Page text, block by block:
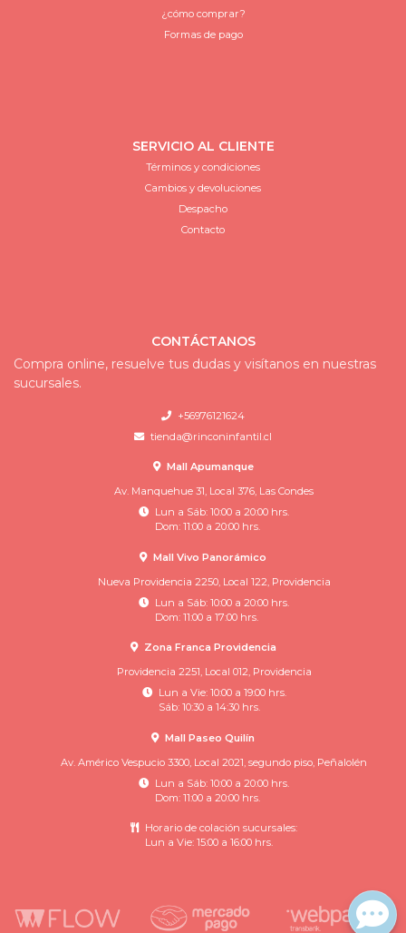
¿cómo comprar?
Formas de pago
SERVICIO AL CLIENTE
Términos y condiciones
Cambios y devoluciones
Despacho
Contacto
CONTÁCTANOS
Compra online, resuelve tus dudas y visítanos en nuestras
sucursales.
+56976121624
tienda@rinconinfantil.cl
Mall Apumanque
Av. Manquehue 31, Local 376, Las Condes
Lun a Sáb: 10:00 a 20:00 hrs.
Dom: 11:00 a 20:00 hrs.
Mall Vivo Panorámico
Nueva Providencia 2250, Local 122, Providencia
Lun a Sáb: 10:00 a 20:00 hrs.
Dom: 11:00 a 17:00 hrs.
Zona Franca Providencia
Providencia 2251, Local 012, Providencia
Lun a Vie: 10:00 a 19:00 hrs.
Sáb: 10:30 a 14:30 hrs.
Mall Paseo Quilín
Av. Américo Vespucio 3300, Local 2021, segundo piso, Peñalolén
Lun a Sáb: 10:00 a 20:00 hrs.
Dom: 11:00 a 20:00 hrs.
Horario de colación sucursales:
Lun a Vie: 15:00 a 16:00 hrs.